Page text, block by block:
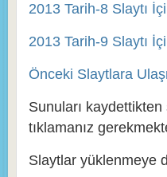
2013 Tarih-8 Slaytı
2013 Tarih-9 Slaytı
Önceki Slaytlara
Sunuları kaydettikten
tıklamanız
Slaytlar yüklenmeye